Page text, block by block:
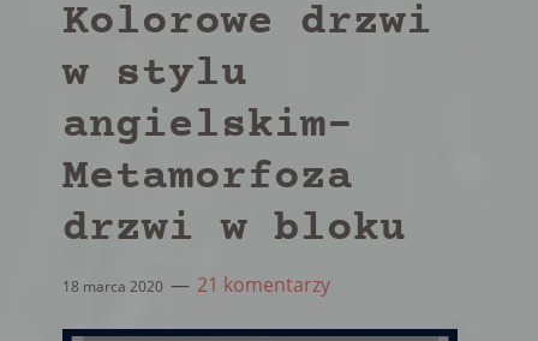
Kolorowe drzwi
w stylu
angielskim-
Metamorfoza
drzwi w bloku
18 marca 2020 21 komentarzy